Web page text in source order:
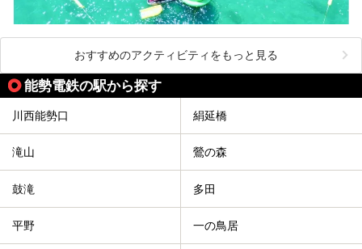
おすすめのアクティビティをもっと見る
能勢電鉄の駅から探す
川西能勢口 絹延橋
滝山 鶯の森
鼓滝 多田
平野 一の鳥居